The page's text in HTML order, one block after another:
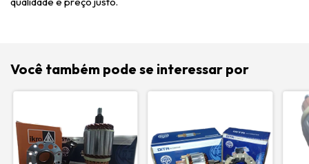
Você também pode se interessar por